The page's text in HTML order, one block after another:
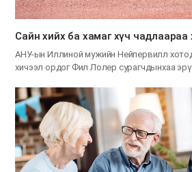
Сайн хийх ба хамаг хүч чадлаараа
АНУ-ын Иллиной мужийн Нейпервилл
хичээл ордог Фил Лолер сурагчдынхаа